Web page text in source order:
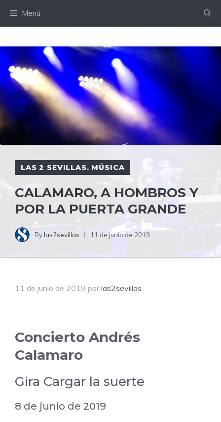
Menú
LAS 2 SEVILLAS. MÚSICA
CALAMARO, A HOMBROS Y
POR LA PUERTA GRANDE
Bylas2sevillas 11 de junio de 2019
11 de junio de 2019 por las2sevillas
Concierto Andrés
Calamaro
Gira Cargar la suerte
8 de junio de 2019